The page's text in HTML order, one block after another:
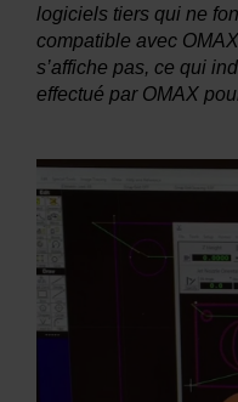
logiciels tiers qui ne
compatible avec
s’affiche pas, ce qui
effectué par OMAX